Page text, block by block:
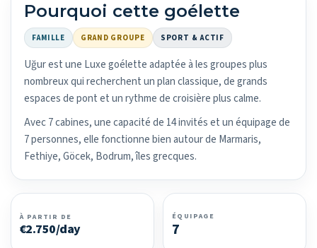
Pourquoi cette goélette
FAMILLE GRAND GROUPE SPORT & ACTIF
Uğur est une Luxe goélette adaptée à les groupes plus
nombreux qui recherchent un plan classique, de grands
espaces de pont et un rythme de croisière plus calme.
Avec 7 cabines, une capacité de 14 invités et un équipage de
7 personnes, elle fonctionne bien autour de Marmaris,
Fethiye, Göcek, Bodrum, îles grecques.
À PARTIR DE
€2.750/day
ÉQUIPAGE
7